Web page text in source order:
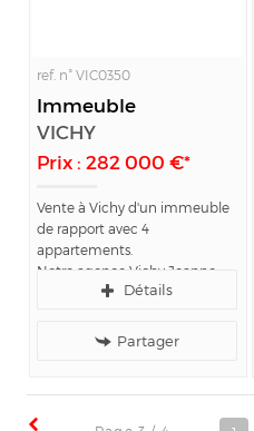
ref. n° VIC0350
Immeuble
VICHY
Prix : 282 000 €*
Vente à Vichy d'un immeuble
de rapport avec 4
appartements.
Notre agence Vichy Jeanne
d'Arc Immobilier vous propose
Vichy, avec un jardin.
- Excellente localisation,...
Détails
Partager